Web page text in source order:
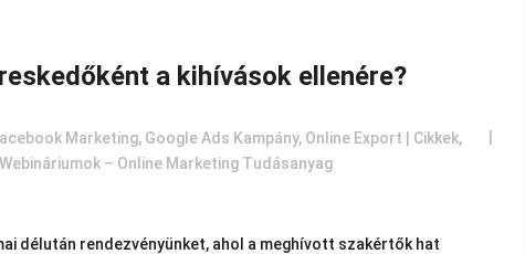
a kihívások ellenére?
Marketing, Google Ads Kampány, Online Export | Cikkek,
Webináriumok – Online Marketing Tudásanyag
délután rendezvényünket, ahol a meghívott szakértők hat